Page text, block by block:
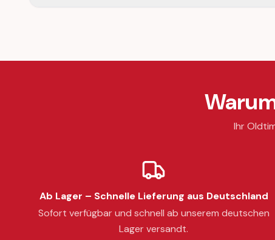
Ihr
Ab Lager – Schnelle Lieferung aus Deutschland
Sofort verfügbar und schnell ab unserem deutschen
Lager versandt.